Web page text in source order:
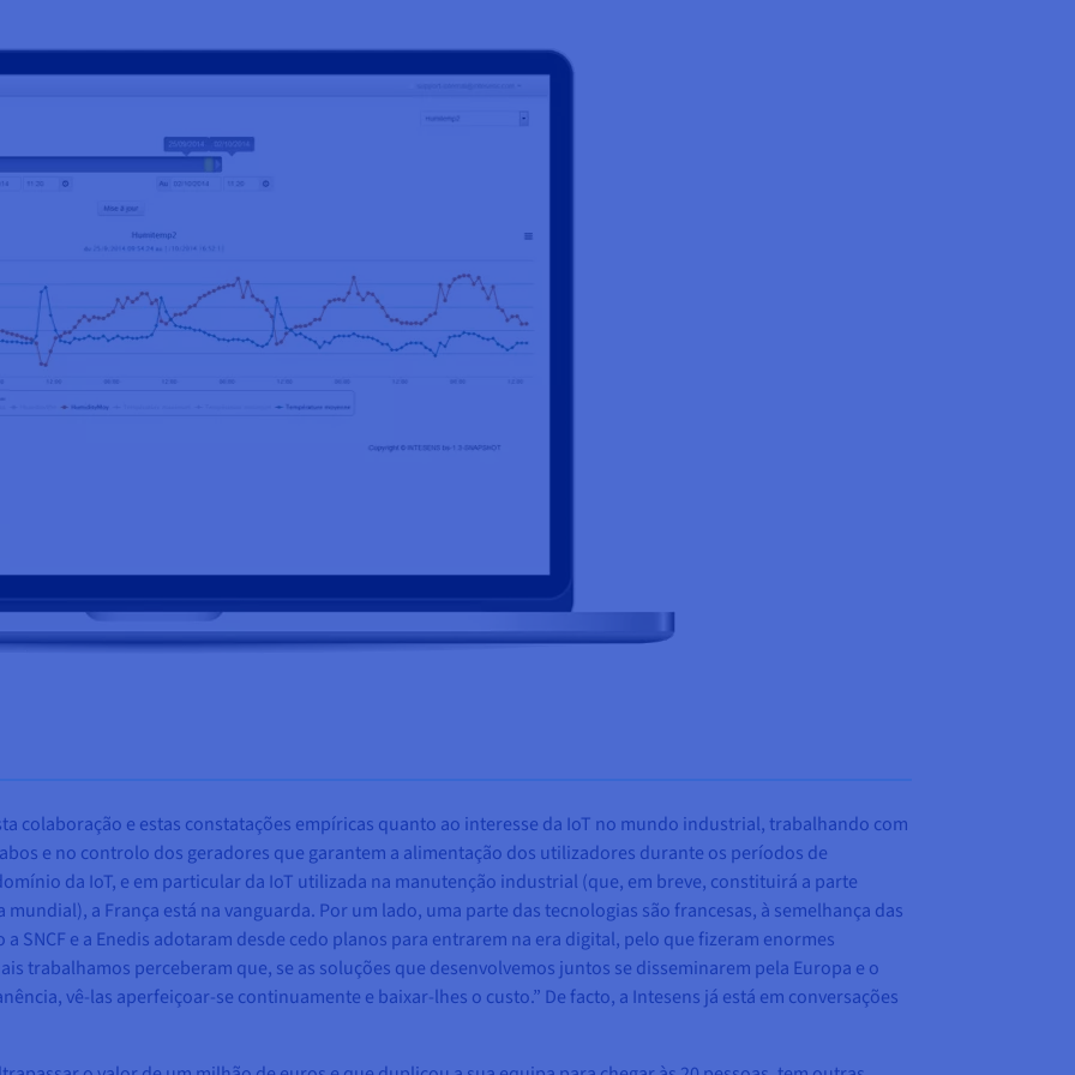
colaboração e estas constatações empíricas quanto ao interesse da IoT no mundo industrial, trabalhando com
e no controlo dos geradores que garantem a alimentação dos utilizadores durante os períodos de
da IoT, e em particular da IoT utilizada na manutenção industrial (que, em breve, constituirá a parte
a França está na vanguarda. Por um lado, uma parte das tecnologias são francesas, à semelhança das
SNCF e a Enedis adotaram desde cedo planos para entrarem na era digital, pelo que fizeram enormes
trabalhamos perceberam que, se as soluções que desenvolvemos juntos se disseminarem pela Europa e o
vê-las aperfeiçoar-se continuamente e baixar-lhes o custo.” De facto, a Intesens já está em conversações